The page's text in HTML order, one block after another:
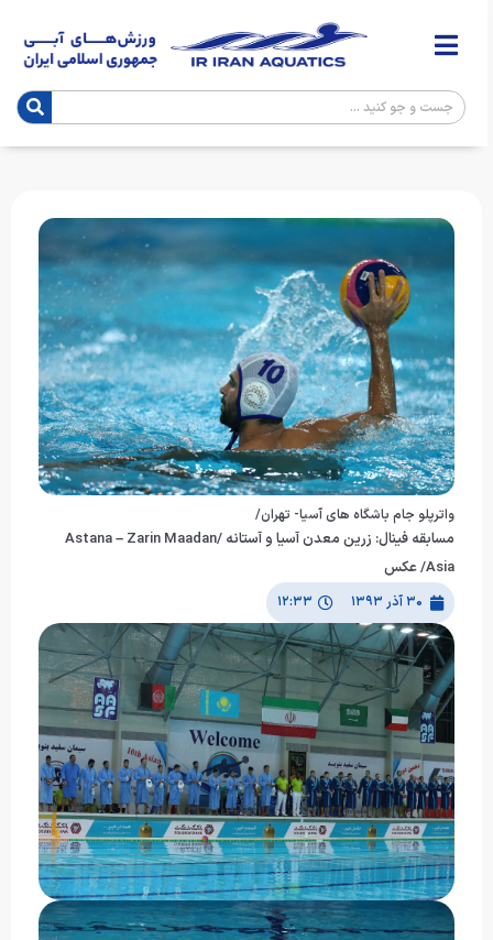
واترپلو جام باشگاه های آسیا- تهران/
مسابقه فینال: زرین معدن آسیا و آستانه /Astana – Zarin Maadan
Asia/ عکس
۳۰ آذر ۱۳۹۳ ۱۲:۳۳